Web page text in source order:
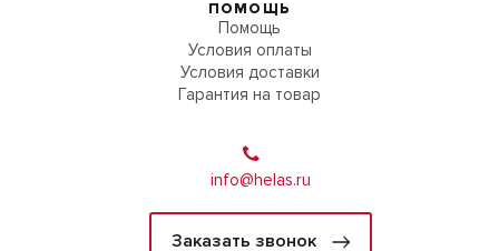
ПОМОЩЬ
Помощь
Условия оплаты
Условия доставки
Гарантия на товар
info@helas.ru
Заказать звонок